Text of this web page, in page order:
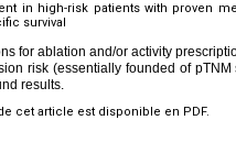
in high-risk patients with proven
survival
for ablation and/or activity
risk (essentially founded of
results.
cet article est disponible en PDF.